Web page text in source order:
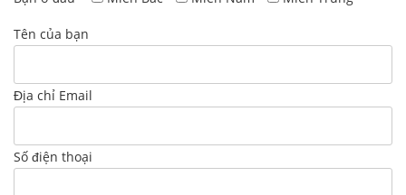
Tên của bạn
Địa chỉ Email
Số điện thoại